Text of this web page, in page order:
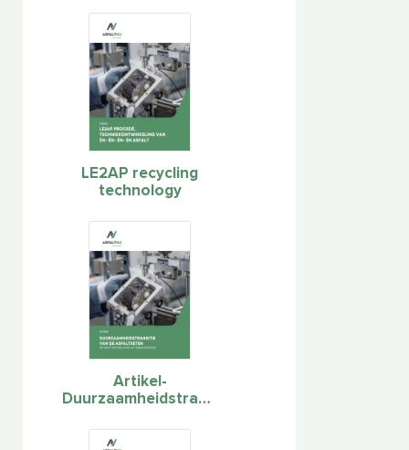
LE2AP recycling
technology
Artikel-
Duurzaamheidstransitie